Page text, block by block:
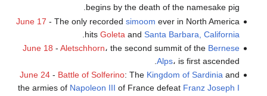
begins by the death of the namesake pig.
June 17 - The only recorded simoom ever in North America
hits Goleta and Santa Barbara, California
June 18 - Aletschhorn، the second summit of the Bernese
Alps، is first ascended.
June 24- Battle of Solferino: The Kingdom of Sardiniaand
the armies of Napoleon III of France defeat Franz Joseph I